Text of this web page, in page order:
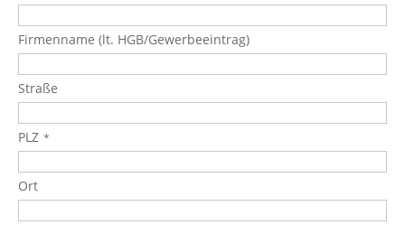
Firmenname (lt. HGB/Gewerbeeintrag)
Straße
PLZ
Ort